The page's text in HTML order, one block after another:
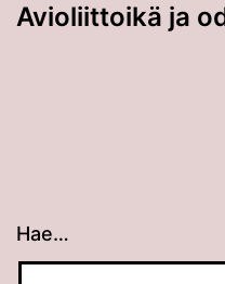
Avioliittoikä ja
Hae…
Kun tuloksia tulee,